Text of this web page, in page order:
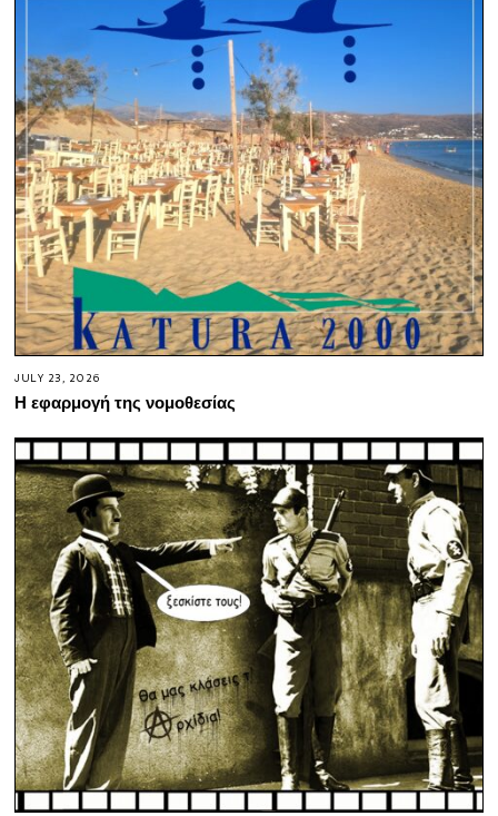
JULY 23, 2026
Η εφαρμογή της νομοθεσίας